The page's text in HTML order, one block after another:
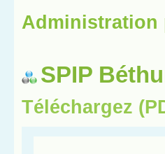
Administration
SPIP
Téléchargez